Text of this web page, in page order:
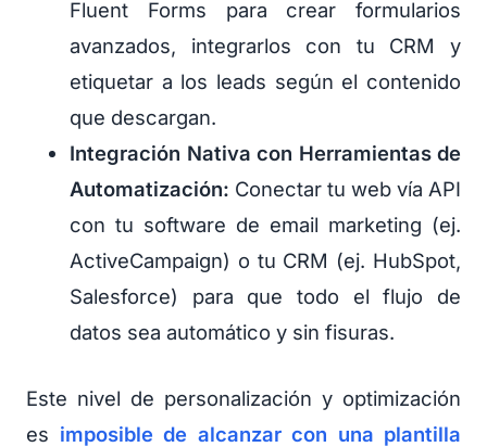
Fluent Forms para crear formularios
avanzados, integrarlos con tu CRM y
etiquetar a los leads según el contenido
que descargan.
Integración Nativa con Herramientas de
Automatización: Conectar tu web vía API
con tu software de email marketing (ej.
ActiveCampaign) o tu CRM (ej. HubSpot,
Salesforce) para que todo el flujo de
datos sea automático y sin fisuras.
Este nivel de personalización y optimización
es imposible de alcanzar con una plantilla